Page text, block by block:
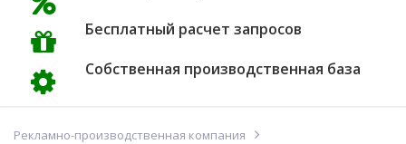
Бесплатный расчет запросов
Собственная производственная база
Рекламно-производственная компания